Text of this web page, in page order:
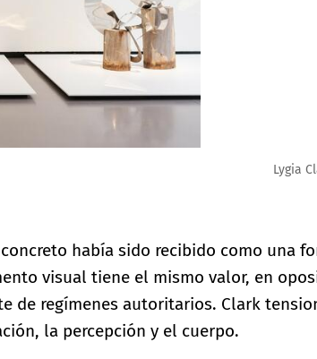
había sido recibido como una
visual tiene el mismo valor, en
de regímenes autoritarios. Clark
la percepción y el cuerpo.